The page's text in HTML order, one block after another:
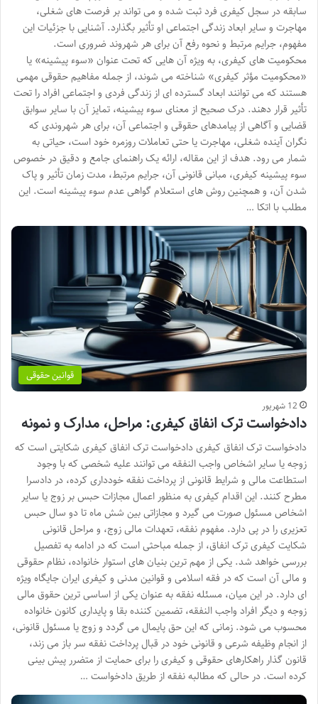
سابقه در سجل کیفری فرد ثبت شده و می تواند بر فرصت های شغلی،
مهاجرت و سایر ابعاد زندگی اجتماعی او تأثیر بگذارد. آشنایی با جزئیات این
مفهوم، جرایم مرتبط و نحوه رفع آن برای هر شهروند ضروری است.
محکومیت های کیفری، به ویژه آن هایی که تحت عنوان «سوء پیشینه» یا
«محکومیت مؤثر کیفری» شناخته می شوند، از جمله مفاهیم حقوقی مهمی
هستند که می توانند ابعاد گسترده ای از زندگی فردی و اجتماعی افراد را تحت
تأثیر قرار دهند. درک صحیح از معنای سوء پیشینه، تمایز آن با سایر سوابق
قضایی و آگاهی از پیامدهای حقوقی و اجتماعی آن، برای هر شهروندی که
نگران آینده شغلی، مهاجرت یا حتی تعاملات روزمره خود است، حیاتی به
شمار می رود. هدف از این مقاله، ارائه یک راهنمای جامع و دقیق در خصوص
سوء پیشینه کیفری، مبانی قانونی آن، جرایم مرتبط، مدت زمان تأثیر و پاک
شدن آن، و همچنین روش های استعلام گواهی عدم سوء پیشینه است. این
مطلب با اتکا …
قوانین حقوقی
12 شهریور
دادخواست ترک انفاق کیفری: مراحل، مدارک و نمونه
دادخواست ترک انفاق کیفری دادخواست ترک انفاق کیفری شکایتی است که
زوجه یا سایر اشخاص واجب النفقه می توانند علیه شخصی که با وجود
استطاعت مالی و شرایط قانونی از پرداخت نفقه خودداری کرده، در دادسرا
مطرح کنند. این اقدام کیفری به منظور اعمال مجازات حبس بر زوج یا سایر
اشخاص مسئول صورت می گیرد و مجازاتی بین شش ماه تا دو سال حبس
تعزیری را در پی دارد. مفهوم نفقه، تعهدات مالی زوج، و مراحل قانونی
شکایت کیفری ترک انفاق، از جمله مباحثی است که در ادامه به تفصیل
بررسی خواهد شد. یکی از مهم ترین بنیان های استوار خانواده، نظام حقوقی
و مالی آن است که در فقه اسلامی و قوانین مدنی و کیفری ایران جایگاه ویژه
ای دارد. در این میان، مسئله نفقه به عنوان یکی از اساسی ترین حقوق مالی
زوجه و دیگر افراد واجب النفقه، تضمین کننده بقا و پایداری کانون خانواده
محسوب می شود. زمانی که این حق پایمال می گردد و زوج یا مسئول قانونی،
از انجام وظیفه شرعی و قانونی خود در قبال پرداخت نفقه سر باز می زند،
قانون گذار راهکارهای حقوقی و کیفری را برای حمایت از متضرر پیش بینی
کرده است. در حالی که مطالبه نفقه از طریق دادخواست …